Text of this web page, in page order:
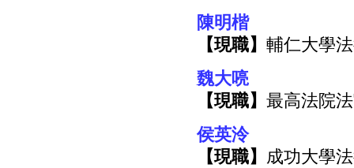
陳明楷
【現職】 輔仁大學
魏大喨
【現職】 最高法院
侯英泠
【現職】 成功大學